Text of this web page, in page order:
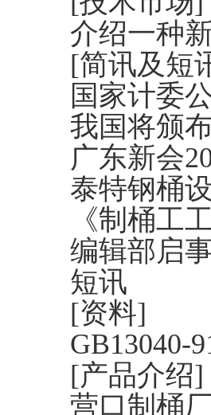
介绍一种
[简讯及短
国家计委
我国将颁
广东新会
泰特钢桶
《制桶工
编辑部启
短讯
[资料]
GB13040-
[产品介绍]
营口制桶